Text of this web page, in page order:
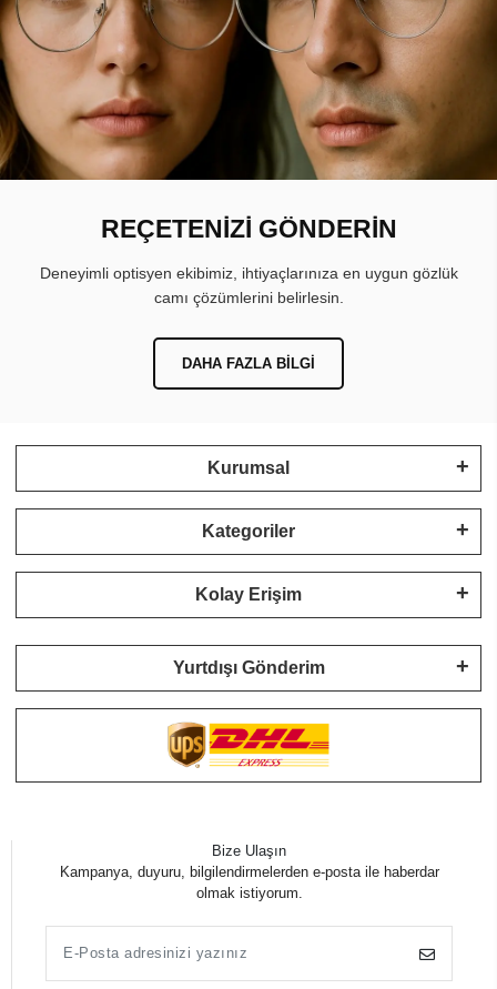
REÇETENİZİ GÖNDERİN
Deneyimli optisyen ekibimiz, ihtiyaçlarınıza en uygun gözlük
camı çözümlerini belirlesin.
DAHA FAZLA BILGI
Kurumsal
Kategoriler
Kolay Erişim
Yurtdışı Gönderim
Bize Ulaşın
Kampanya, duyuru, bilgilendirmelerden e-posta ile haberdar
olmak istiyorum.